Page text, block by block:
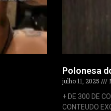
Polonesa
julho 11, 2025
+ DE 300 DE
CONTEUDO